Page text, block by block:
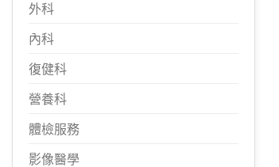
外科
內科
復健科
營養科
體檢服務
影像醫學